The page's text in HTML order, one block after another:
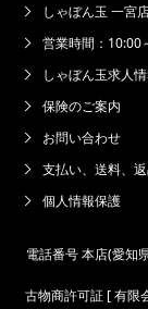
しゃぼん玉 一宮
営業時間：10:00
しゃぼん玉求人
保険のご案内
お問い合わせ
支払い、送料、
個人情報保護
電話番号 本店(愛知
古物商許可証 [ 有限